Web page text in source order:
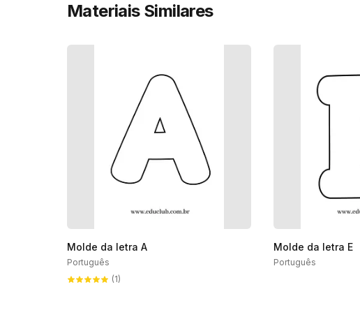
Materiais Similares
Molde da letra A
Português
(1)
Molde da letra E
Português